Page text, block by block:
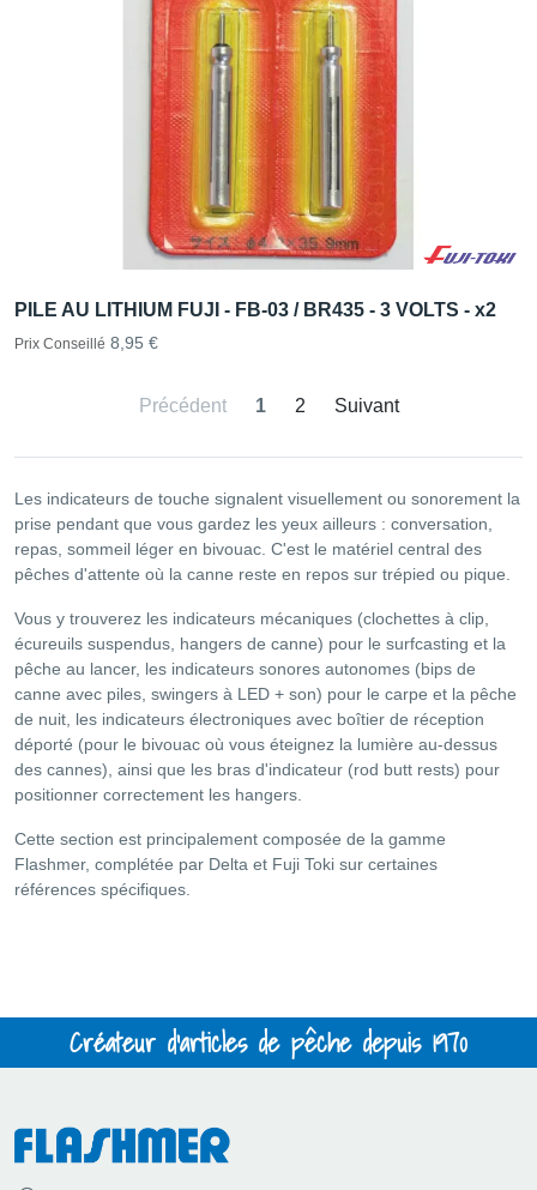
PILE AU LITHIUM FUJI - FB-03 / BR435 - 3 VOLTS - x2
Prix Conseillé 8,95 €
Précédent 1 2 Suivant
Les indicateurs de touche signalent visuellement ou sonorement la
prise pendant que vous gardez les yeux ailleurs : conversation,
repas, sommeil léger en bivouac. C'est le matériel central des
pêches d'attente où la canne reste en repos sur trépied ou pique.
Vous y trouverez les indicateurs mécaniques (clochettes à clip,
écureuils suspendus, hangers de canne) pour le surfcasting et la
pêche au lancer, les indicateurs sonores autonomes (bips de
canne avec piles, swingers à LED + son) pour le carpe et la pêche
de nuit, les indicateurs électroniques avec boîtier de réception
déporté (pour le bivouac où vous éteignez la lumière au-dessus
des cannes), ainsi que les bras d'indicateur (rod butt rests) pour
positionner correctement les hangers.
Cette section est principalement composée de la gamme
Flashmer, complétée par Delta et Fuji Toki sur certaines
références spécifiques.
Créateur d'articles de pêche depuis 1970